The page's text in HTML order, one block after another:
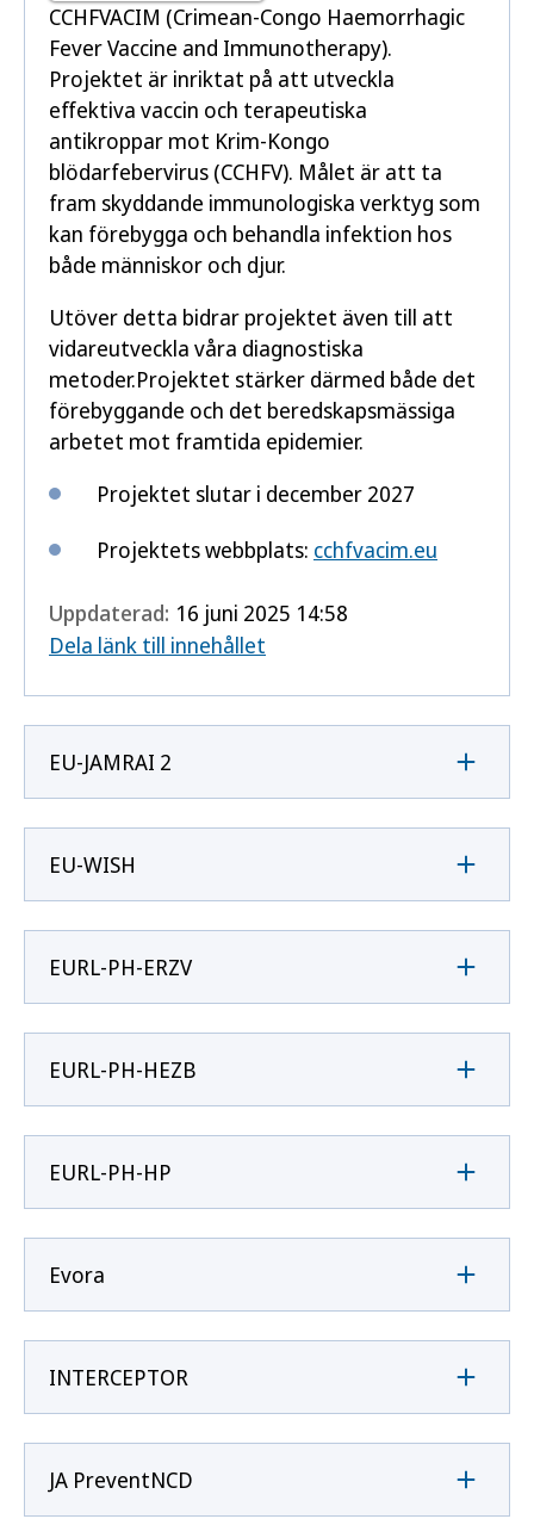
CCHFVACIM (Crimean-Congo Haemorrhagic
Fever Vaccine and Immunotherapy).
Projektet är inriktat på att utveckla
effektiva vaccin och terapeutiska
antikroppar mot Krim-Kongo
blödarfebervirus (CCHFV). Målet är att ta
fram skyddande immunologiska verktyg som
kan förebygga och behandla infektion hos
både människor och djur.
Utöver detta bidrar projektet även till att
vidareutveckla våra diagnostiska
metoder.Projektet stärker därmed både det
förebyggande och det beredskapsmässiga
arbetet mot framtida epidemier.
Projektet slutar i december 2027
Projektets webbplats: cchfvacim.eu
Uppdaterad: 16 juni 2025 14:58
Dela länk till innehållet
EU-JAMRAI 2
EU-WISH
EURL-PH-ERZV
EURL-PH-HEZB
EURL-PH-HP
Evora
INTERCEPTOR
JA PreventNCD